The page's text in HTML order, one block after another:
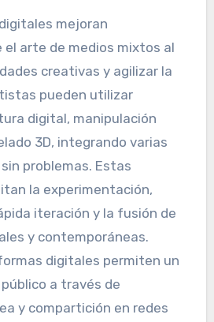
mejoran
arte de medios mixtos al
creativas y agilizar la
pueden utilizar
digital, manipulación
3D, integrando varias
problemas. Estas
la experimentación,
iteración y la fusión de
y contemporáneas.
digitales permiten un
a través de
y compartición en redes